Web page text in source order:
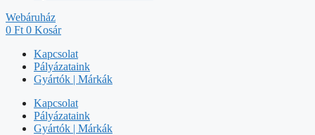
Webáruház
0 Ft 0 Kosár
Kapcsolat
Pályázataink
Gyártók | Márkák
Kapcsolat
Pályázataink
Gyártók | Márkák